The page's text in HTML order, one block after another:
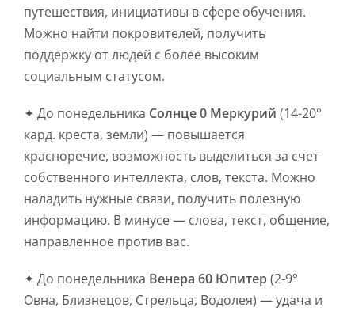
путешествия, инициативы в сфере обучения.
Можно найти покровителей, получить
поддержку от людей с более высоким
социальным статусом.
✦ До понедельника Солнце 0 Меркурий (14-20°
кард. креста, земли) — повышается
красноречие, возможность выделиться за счет
собственного интеллекта, слов, текста. Можно
наладить нужные связи, получить полезную
информацию. В минусе — слова, текст, общение,
направленное против вас.
✦ До понедельника Венера 60 Юпитер(2-9°
Овна, Близнецов, Стрельца, Водолея) — удача и